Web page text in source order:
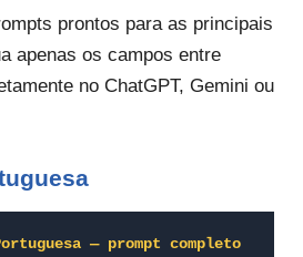
prontos para as principais
apenas os campos entre
no ChatGPT, Gemini ou
— prompt completo